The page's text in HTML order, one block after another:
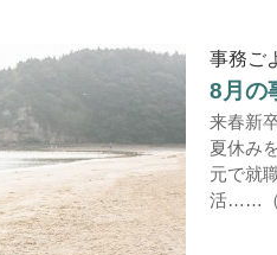
事務ご
8月の
来春新
夏休み
元で就
活……（